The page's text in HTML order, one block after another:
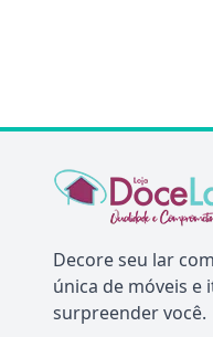
Decore seu lar
única de móveis e
surpreender você.